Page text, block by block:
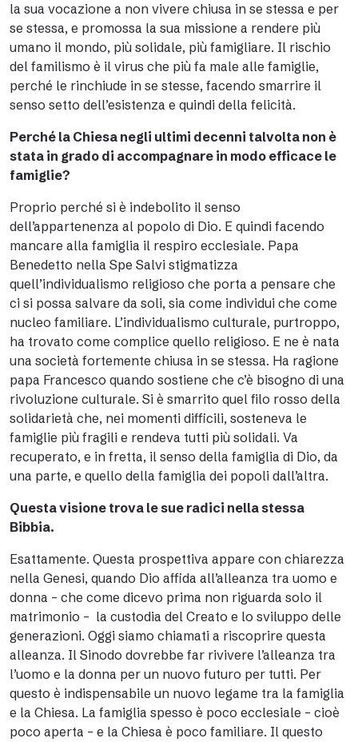
la sua vocazione a non vivere chiusa in se stessa e per
se stessa, e promossa la sua missione a rendere più
umano il mondo, più solidale, più famigliare. Il rischio
del familismo è il virus che più fa male alle famiglie,
perché le rinchiude in se stesse, facendo smarrire il
senso setto dell’esistenza e quindi della felicità.
Perché la Chiesa negli ultimi decenni talvolta non è
stata in grado di accompagnare in modo efficace le
famiglie?
Proprio perché si è indebolito il senso
dell’appartenenza al popolo di Dio. E quindi facendo
mancare alla famiglia il respiro ecclesiale. Papa
Benedetto nella Spe Salvi stigmatizza
quell’individualismo religioso che porta a pensare che
ci si possa salvare da soli, sia come individui che come
nucleo familiare. L’individualismo culturale, purtroppo,
ha trovato come complice quello religioso. E ne è nata
una società fortemente chiusa in se stessa. Ha ragione
papa Francesco quando sostiene che c’è bisogno di una
rivoluzione culturale. Si è smarrito quel filo rosso della
solidarietà che, nei momenti difficili, sosteneva le
famiglie più fragili e rendeva tutti più solidali. Va
recuperato, e in fretta, il senso della famiglia di Dio, da
una parte, e quello della famiglia dei popoli dall’altra.
Questa visione trova le sue radici nella stessa
Bibbia.
Esattamente. Questa prospettiva appare con chiarezza
nella Genesi, quando Dio affida all’alleanza tra uomo e
donna – che come dicevo prima non riguarda solo il
matrimonio – la custodia del Creato e lo sviluppo delle
generazioni. Oggi siamo chiamati a riscoprire questa
alleanza. Il Sinodo dovrebbe far rivivere l’alleanza tra
l’uomo e la donna per un nuovo futuro per tutti. Per
questo è indispensabile un nuovo legame tra la famiglia
e la Chiesa. La famiglia spesso è poco ecclesiale – cioè
poco aperta – e la Chiesa è poco familiare. Il questo